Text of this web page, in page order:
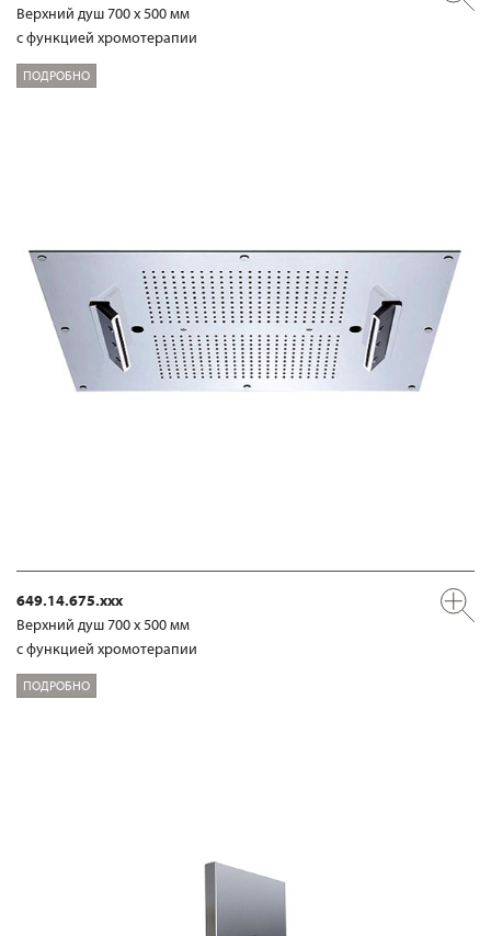
Верхний душ 700 х 500 мм
с функцией хромотерапии
ПОДРОБНО
649.14.675.xxx
Верхний душ 700 х 500 мм
с функцией хромотерапии
ПОДРОБНО